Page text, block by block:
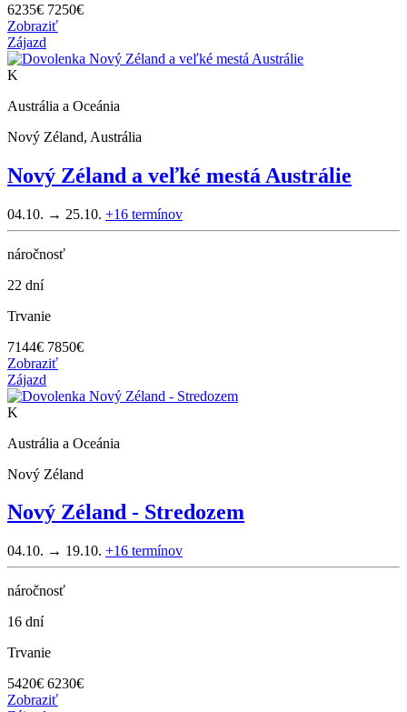
6235€ 7250€
Zobraziť
Zájazd
K
Austrália a Oceánia
Nový Zéland, Austrália
Nový Zéland a veľké mestá Austrálie
04.10. → 25.10. +16 termínov
náročnosť
22 dní
Trvanie
7144€ 7850€
Zobraziť
Zájazd
K
Austrália a Oceánia
Nový Zéland
Nový Zéland - Stredozem
04.10. → 19.10. +16 termínov
náročnosť
16 dní
Trvanie
5420€ 6230€
Zobraziť